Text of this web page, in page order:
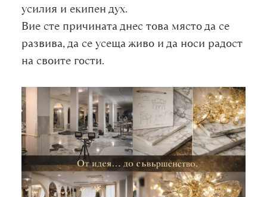
усилия и екипен дух.
Вие сте причината днес това място да се
развива, да се усеща живо и да носи радост
на своите гости.